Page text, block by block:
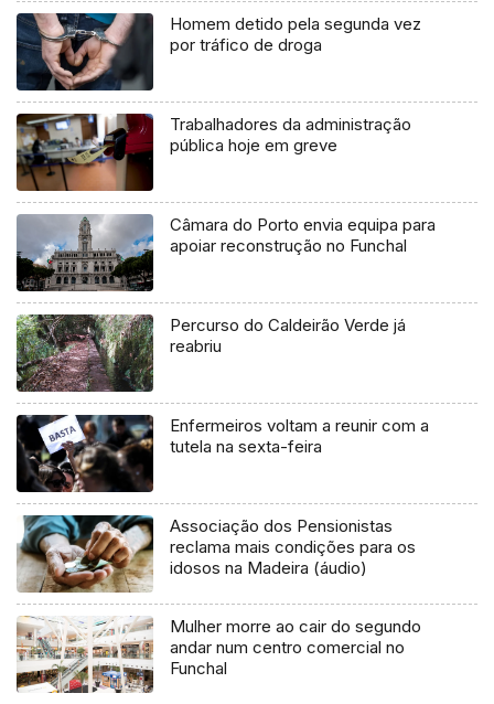
Homem detido pela segunda vez
por tráfico de droga
Trabalhadores da administração
pública hoje em greve
Câmara do Porto envia equipa para
apoiar reconstrução no Funchal
Percurso do Caldeirão Verde já
reabriu
Enfermeiros voltam a reunir com a
tutela na sexta-feira
Associação dos Pensionistas
reclama mais condições para os
idosos na Madeira (áudio)
Mulher morre ao cair do segundo
andar num centro comercial no
Funchal